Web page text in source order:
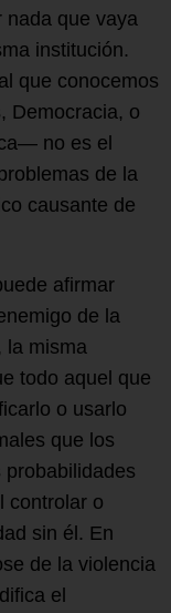
nada que vaya
institución.
que conocemos
Democracia, o
no es el
de la
causante de
afirmar
de la
misma
todo aquel que
o usarlo
que los
controlar o
sin él. En
de la violencia
el